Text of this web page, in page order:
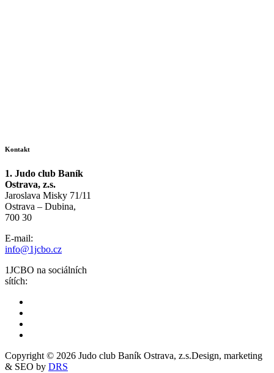
Kontakt
1. Judo club Baník
Ostrava, z.s.
Jaroslava Misky 71/11
Ostrava – Dubina,
700 30
E-mail:
info@1jcbo.cz
1JCBO na sociálních
sítích:
Copyright © 2026 Judo club Baník Ostrava, z.s.Design, marketing
& SEO by DRS